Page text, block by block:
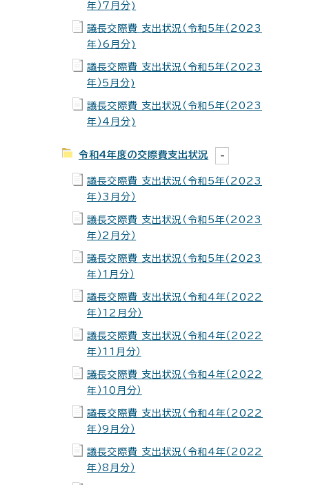
年）7月分)
議長交際費 支出状況（令和5年（2023
年）6月分)
議長交際費 支出状況（令和5年（2023
年）5月分)
議長交際費 支出状況（令和5年（2023
年）4月分)
令和4年度の交際費支出状況
議長交際費 支出状況（令和5年（2023
年）3月分）
議長交際費 支出状況（令和5年（2023
年）2月分）
議長交際費 支出状況（令和5年（2023
年）1月分）
議長交際費 支出状況（令和4年（2022
年）12月分）
議長交際費 支出状況（令和4年（2022
年）11月分）
議長交際費 支出状況（令和4年（2022
年）10月分）
議長交際費 支出状況（令和4年（2022
年）9月分）
議長交際費 支出状況（令和4年（2022
年）8月分）